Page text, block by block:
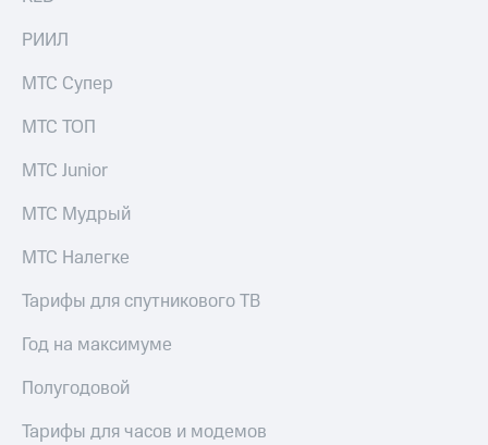
Домашний
ТВ
Спутниковое
телефон
Перейти
в МТС
со своим
номером
МТС
Premium
Подписка
интернета,
музыка
другое
Семейная
Скидка
на тарифы,
подписки
РИИЛ
МТС Супер
МТС ТОП
МТС Junior
МТС Мудрый
МТС Налегке
Тарифы для спутникового ТВ
Год на максимуме
Полугодовой
Тарифы для часов и модемов